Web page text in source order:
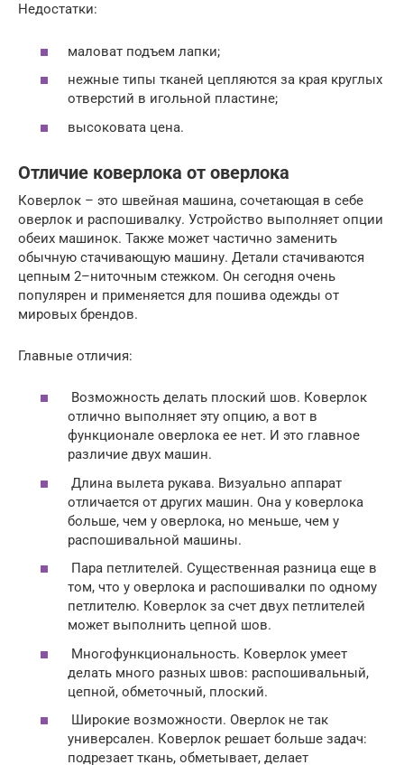
Недостатки:
маловат подъем лапки;
нежные типы тканей цепляются за края круглых
отверстий в игольной пластине;
высоковата цена.
Отличие коверлока от оверлока
Коверлок – это швейная машина, сочетающая в себе
оверлок и распошивалку. Устройство выполняет опции
обеих машинок. Также может частично заменить
обычную стачивающую машину. Детали стачиваются
цепным 2–ниточным стежком. Он сегодня очень
популярен и применяется для пошива одежды от
мировых брендов.
Главные отличия:
Возможность делать плоский шов. Коверлок
отлично выполняет эту опцию, а вот в
функционале оверлока ее нет. И это главное
различие двух машин.
Длина вылета рукава. Визуально аппарат
отличается от других машин. Она у коверлока
больше, чем у оверлока, но меньше, чем у
распошивальной машины.
Пара петлителей. Существенная разница еще в
том, что у оверлока и распошивалки по одному
петлителю. Коверлок за счет двух петлителей
может выполнить цепной шов.
Многофункциональность. Коверлок умеет
делать много разных швов: распошивальный,
цепной, обметочный, плоский.
Широкие возможности. Оверлок не так
универсален. Коверлок решает больше задач:
подрезает ткань, обметывает, делает